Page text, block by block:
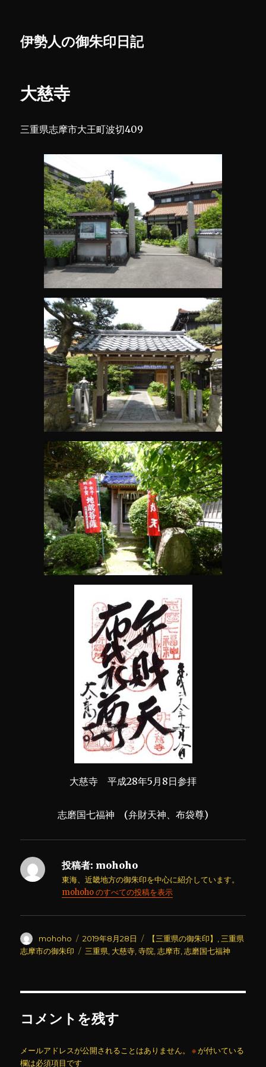
伊勢人の御朱印日記
大慈寺
三重県志摩市大王町波切409
大慈寺 平成28年5月8日参拝
志磨国七福神 (弁財天神、布袋尊)
投稿者: mohoho
東海、近畿地方の御朱印を中心に紹介しています。
mohoho のすべての投稿を表示
投
稿
mohoho
投
稿
2019年8月28日
カ
テ
【三重県の御朱印】
三重県
志摩市の御朱印
タ
三重県 大慈寺 ,寺院 ,志摩市 ,志磨国七福神
コメントを残す
メールアドレスが公開されることはありません。 ※が付いている
欄は必須項目です